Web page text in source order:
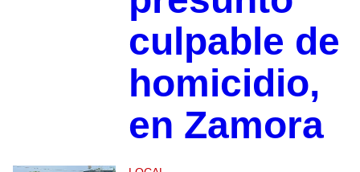
culpable de
homicidio,
en Zamora